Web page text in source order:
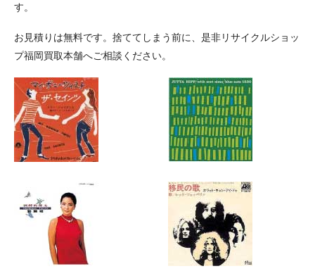
す。
お見積りは無料です。捨ててしまう前に、是非リサイクルショッ
プ福岡買取本舗へご相談ください。